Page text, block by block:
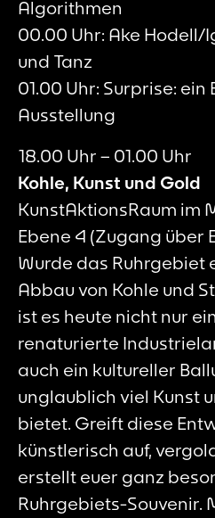
Algorithmen
00.00 Uhr: Ake
und Tanz
01.00 Uhr: Surprise:
Ausstellung
18.00 Uhr – 01.00 Uhr
Kohle, Kunst und Gold
KunstAktionsRaum im
Ebene 4 (Zugang über
Wurde das Ruhrgebiet
Abbau von Kohle und
ist es heute nicht nur
renaturierte
auch ein kultureller
unglaublich viel Kunst
bietet. Greift diese
künstlerisch auf,
erstellt euer ganz
Ruhrgebiets-Souvenir.